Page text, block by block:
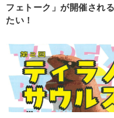
フェトーク」が開催され
たい！